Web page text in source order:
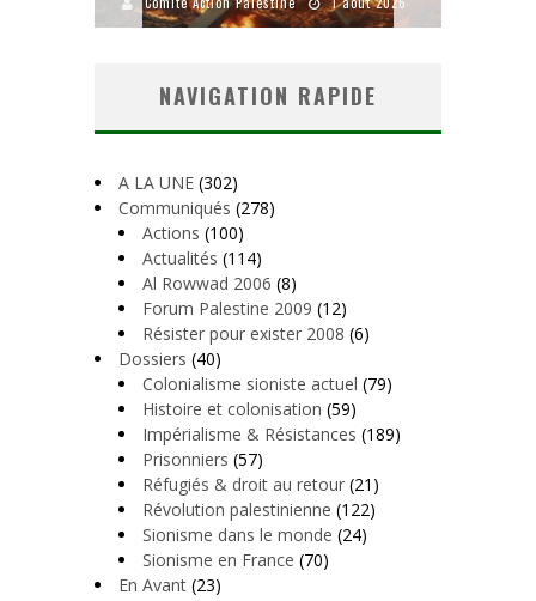
NAVIGATION RAPIDE
A LA UNE (302)
Communiqués (278)
Actions (100)
Actualités (114)
Al Rowwad 2006 (8)
Forum Palestine 2009 (12)
Résister pour exister 2008 (6)
Dossiers (40)
Colonialisme sioniste actuel (79)
Histoire et colonisation (59)
Impérialisme & Résistances (189)
Prisonniers (57)
Réfugiés & droit au retour (21)
Révolution palestinienne (122)
Sionisme dans le monde (24)
Sionisme en France (70)
En Avant (23)